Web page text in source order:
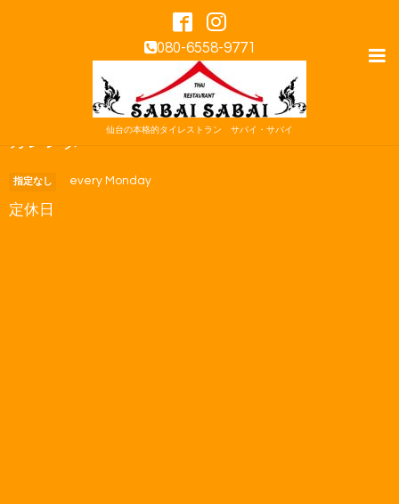
080-6558-9771
仙台の本格的タイレストラン サバイ・サバイ
カレンダー
指定なし every Monday
定休日